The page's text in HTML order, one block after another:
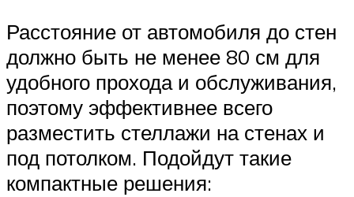
Расстояние от автомобиля до стен
должно быть не менее 80 см для
удобного прохода и обслуживания,
поэтому эффективнее всего
разместить стеллажи на стенах и
под потолком. Подойдут такие
компактные решения: